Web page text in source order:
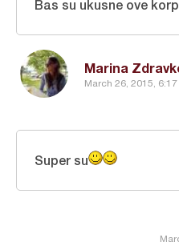
Marina
March 26, 2015,
Bas su ukusne ove
Super su